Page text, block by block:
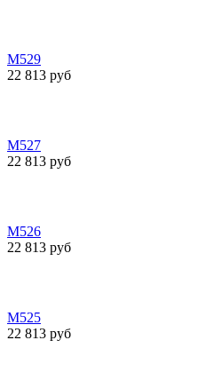
М529
22 813 руб
М527
22 813 руб
М526
22 813 руб
М525
22 813 руб